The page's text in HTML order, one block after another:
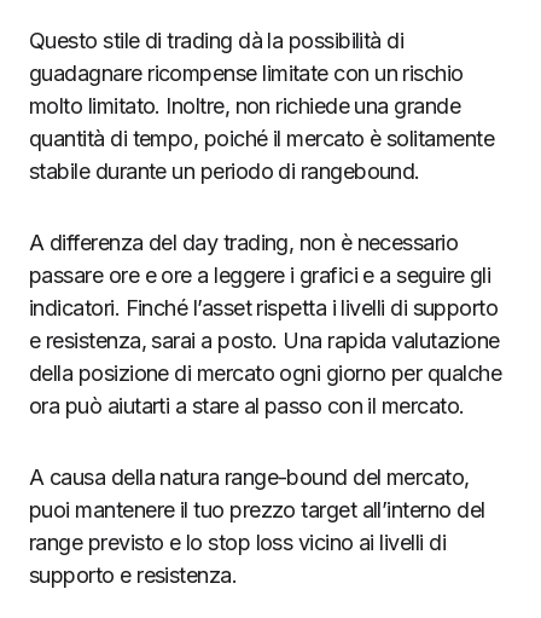
Questo stile di trading dà la possibilità di
guadagnare ricompense limitate con un rischio
molto limitato. Inoltre, non richiede una grande
quantità di tempo, poiché il mercato è solitamente
stabile durante un periodo di rangebound.
A differenza del day trading, non è necessario
passare ore e ore a leggere i grafici e a seguire gli
indicatori. Finché l’asset rispetta i livelli di supporto
e resistenza, sarai a posto. Una rapida valutazione
della posizione di mercato ogni giorno per qualche
ora può aiutarti a stare al passo con il mercato.
A causa della natura range-bound del mercato,
puoi mantenere il tuo prezzo target all’interno del
range previsto e lo stop loss vicino ai livelli di
supporto e resistenza.